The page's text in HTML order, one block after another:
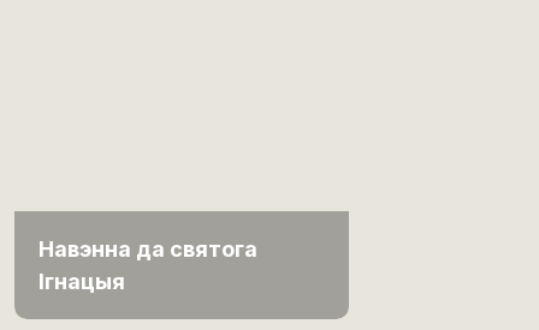
Навэнна да святога
Ігнацыя